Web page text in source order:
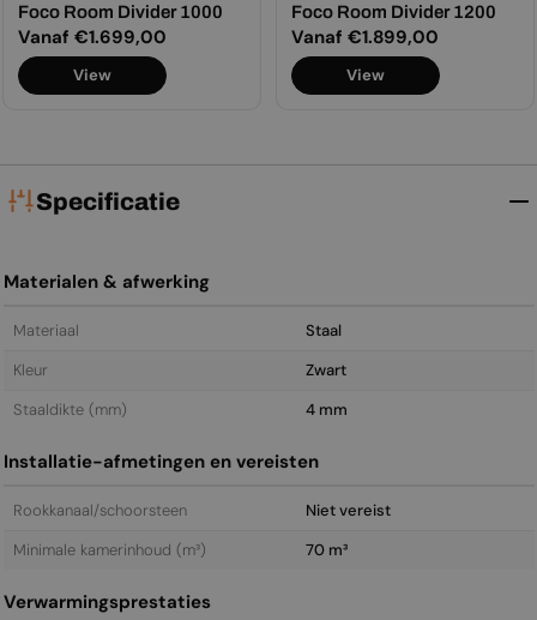
Foco Room Divider 1000
Normale
prijs
Vanaf €1.699,00
View
Foco Room Divider 1200
Normale
prijs
Vanaf €1.899,00
View
Specificatie
Materialen & afwerking
Materiaal
Staal
Kleur
Zwart
Staal­dikte (mm)
4 mm
Installatie-afmetingen en vereisten
Rookkanaal/schoorsteen
Niet vereist
Minimale kamerinhoud (m³)
70 m³
Verwarmingsprestaties